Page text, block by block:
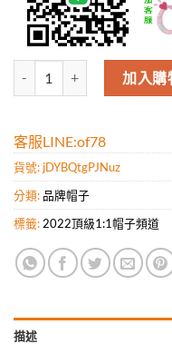
高仿GUCCI最新款！時尚
加入購
客服LINE:of78
貨號: jDYBQtgPJNuz
分類: 品牌帽子
標籤: 2022頂級1:1帽子頻道
描述